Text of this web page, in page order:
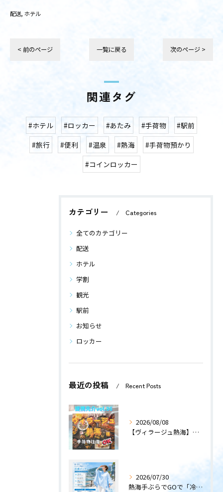
配送 ホテル
< 前のページ 一覧に戻る 次のページ >
関連タグ
#ホテル #ロッカー #あたみ #手荷物
#駅前
#旅行
#便利 #温泉 #熱海
#手荷物預かり
#コインロッカー
カテゴリー Categories
全てのカテゴリー
配送
ホテル
学割
観光
駅前
お知らせ
ロッカー
最近の投稿 Recent Posts
2026/08/08
【ヴィラージュ熱海】〜提携先紹介〜
2026/07/30
熱海手ぶらでGOで「冷感ポンチョ」のレンタルサービスを開始します！